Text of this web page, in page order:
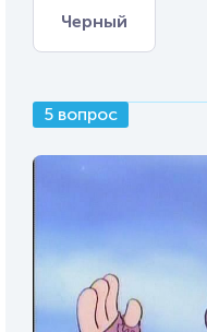
Черный
5 вопрос